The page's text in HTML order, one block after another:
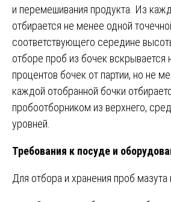
и перемешивания продукта. Из
отбирается не менее одной
соответствующего середине
отборе проб из бочек вскрывается
процентов бочек от партии, но не
каждой отобранной бочки
пробоотборником из верхнего,
уровней.
Требования к посуде и
Для отбора и хранения проб